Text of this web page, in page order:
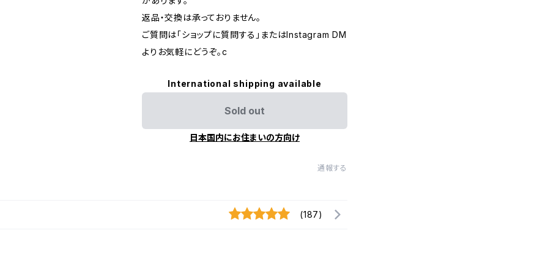
返品・交換は承っておりません。
ご質問は「ショップに質問する」またはInstagram DM
よりお気軽にどうぞ。c
International shipping available
Sold out
日本国内にお住まいの方向け
通報する
(187)